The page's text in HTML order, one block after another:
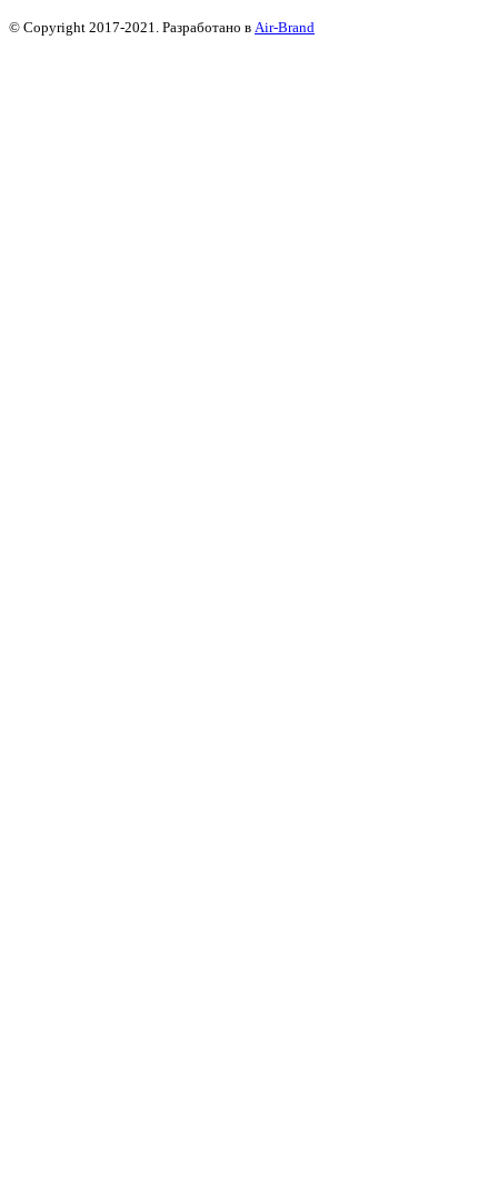
© Copyright 2017-2021. Разработано в Air-Brand